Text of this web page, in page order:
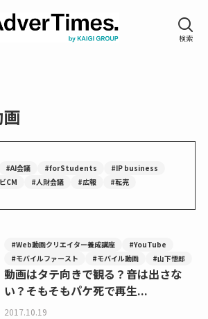
#AI会議 #forStudents
#IP business
CM
#人財会議 #広報 #転売
#Web動画クリエイター養成講座
#YouTube
#モバイルファースト
#モバイル動画 #山下悟郎
動画はタテ向きで観る？音は出さな
い？そもそもパケ死で再生...
2017.10.19